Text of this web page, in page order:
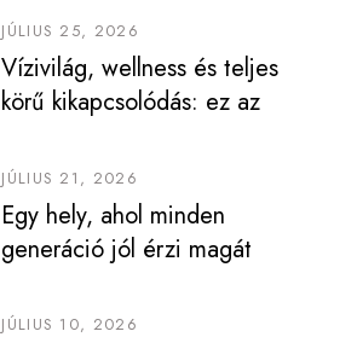
JÚLIUS 25, 2026
Vízivilág, wellness és teljes
körű kikapcsolódás: ez az
JÚLIUS 21, 2026
Egy hely, ahol minden
generáció jól érzi magát
JÚLIUS 10, 2026